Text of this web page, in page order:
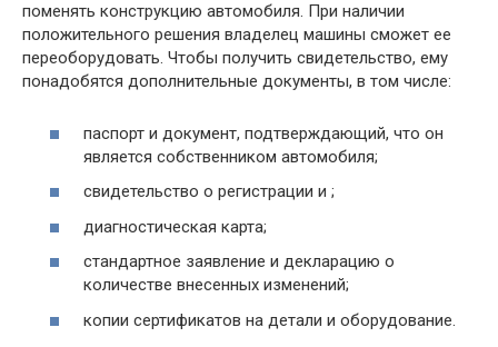
поменять конструкцию автомобиля. При наличии
положительного решения владелец машины сможет ее
переоборудовать. Чтобы получить свидетельство, ему
понадобятся дополнительные документы, в том числе:
паспорт и документ, подтверждающий, что он
является собственником автомобиля;
свидетельство о регистрации и ;
диагностическая карта;
стандартное заявление и декларацию о
количестве внесенных изменений;
копии сертификатов на детали и оборудование.